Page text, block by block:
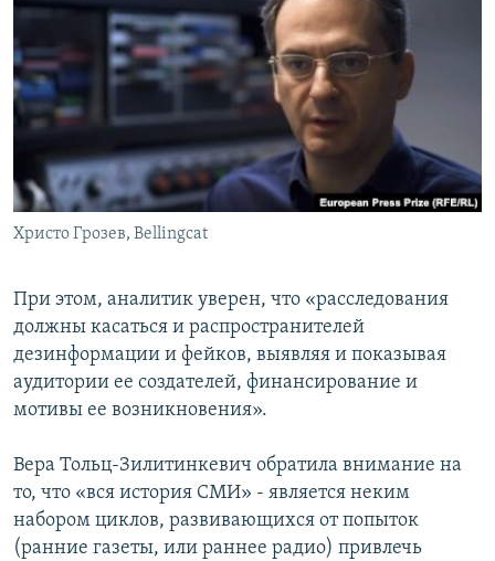
Христо Грозев, Bellingcat
При этом, аналитик уверен, что «расследования
должны касаться и распространителей
дезинформации и фейков, выявляя и показывая
аудитории ее создателей, финансирование и
мотивы ее возникновения».
Вера Тольц-Зилитинкевич обратила внимание на
то, что «вся история СМИ» - является неким
набором циклов, развивающихся от попыток
(ранние газеты, или раннее радио) привлечь